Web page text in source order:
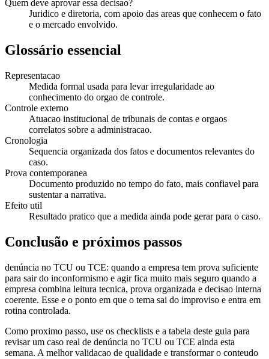
Quem deve aprovar essa decisao?
Juridico e diretoria, com apoio das areas que conhecem o fato
e o mercado envolvido.
Glossário essencial
Representacao
Medida formal usada para levar irregularidade ao
conhecimento do orgao de controle.
Controle externo
Atuacao institucional de tribunais de contas e orgaos
correlatos sobre a administracao.
Cronologia
Sequencia organizada dos fatos e documentos relevantes do
caso.
Prova contemporanea
Documento produzido no tempo do fato, mais confiavel para
sustentar a narrativa.
Efeito util
Resultado pratico que a medida ainda pode gerar para o caso.
Conclusão e próximos passos
denúncia no TCU ou TCE: quando a empresa tem prova suficiente
para sair do inconformismo e agir fica muito mais seguro quando a
empresa combina leitura tecnica, prova organizada e decisao interna
coerente. Esse e o ponto em que o tema sai do improviso e entra em
rotina controlada.
Como proximo passo, use os checklists e a tabela deste guia para
revisar um caso real de denúncia no TCU ou TCE ainda esta
semana. A melhor validacao de qualidade e transformar o conteudo